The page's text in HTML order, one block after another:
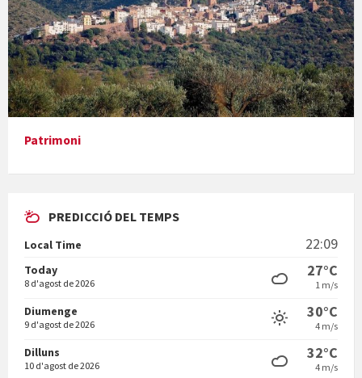
Presentació del llibre &quot;La mare&quot;, d'Emma Zafon
En Bum
Vermuts a la Font. Hit parit
Patrimoni
PREDICCIÓ DEL TEMPS
Local Time 22:09
Today
8 d'agost de 2026
27°C
1 m/s
Diumenge
9 d'agost de 2026
30°C
4 m/s
Dilluns
10 d'agost de 2026
32°C
4 m/s